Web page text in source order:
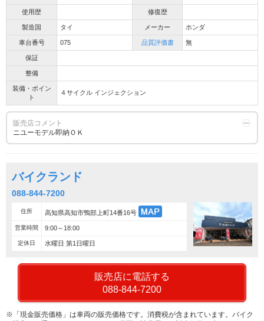
使用歴 修復歴
製造国 タイ メーカー ホンダ
車台番号 075 品質評価書 無
保証
整備
装備・ポイン
ト
４サイクル インジェクション
販売店コメント
ニユーモデル即納ＯＫ
バイクランド
088-844-7200
住所 高知県高知市鴨部上町14番16号
営業時間 9:00～18:00
定休日 水曜日 第1日曜日
販売店に電話する
088-844-7200
※「現金販売価格」は車両の販売価格です。消費税が含まれています。バイク